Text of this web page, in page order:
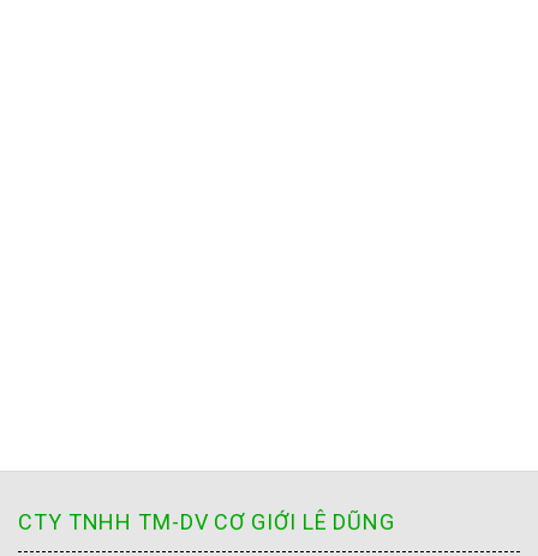
CTY TNHH TM-DV CƠ GIỚI LÊ DŨNG